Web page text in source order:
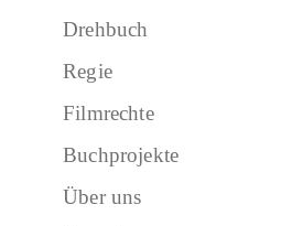
Drehbuch
Regie
Filmrechte
Buchprojekte
Über uns